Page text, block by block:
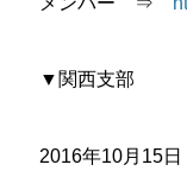
▼関西支部
2016年10月15日